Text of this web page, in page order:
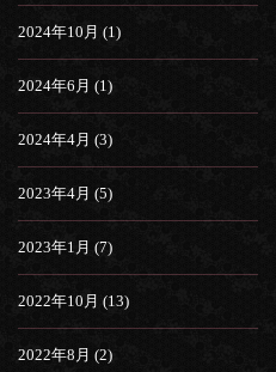
2024年10月 (1)
2024年6月 (1)
2024年4月 (3)
2023年4月 (5)
2023年1月 (7)
2022年10月 (13)
2022年8月 (2)